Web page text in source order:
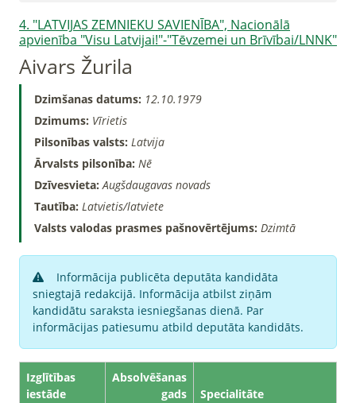
4. "LATVIJAS ZEMNIEKU SAVIENĪBA", Nacionālā
apvienība "Visu Latvijai!"-"Tēvzemei un Brīvībai/LNNK"
Aivars Žurila
Dzimšanas datums: 12.10.1979
Dzimums: Vīrietis
Pilsonības valsts: Latvija
Ārvalsts pilsonība: Nē
Dzīvesvieta:Augšdaugavas novads
Tautība: Latvietis/latviete
Valsts valodas prasmes pašnovērtējums: Dzimtā
Informācija publicēta deputāta kandidāta
sniegtajā redakcijā. Informācija atbilst ziņām
kandidātu saraksta iesniegšanas dienā. Par
informācijas patiesumu atbild deputāta kandidāts.
Izglītības
iestāde
Absolvēšanas
gads
Specialitāte